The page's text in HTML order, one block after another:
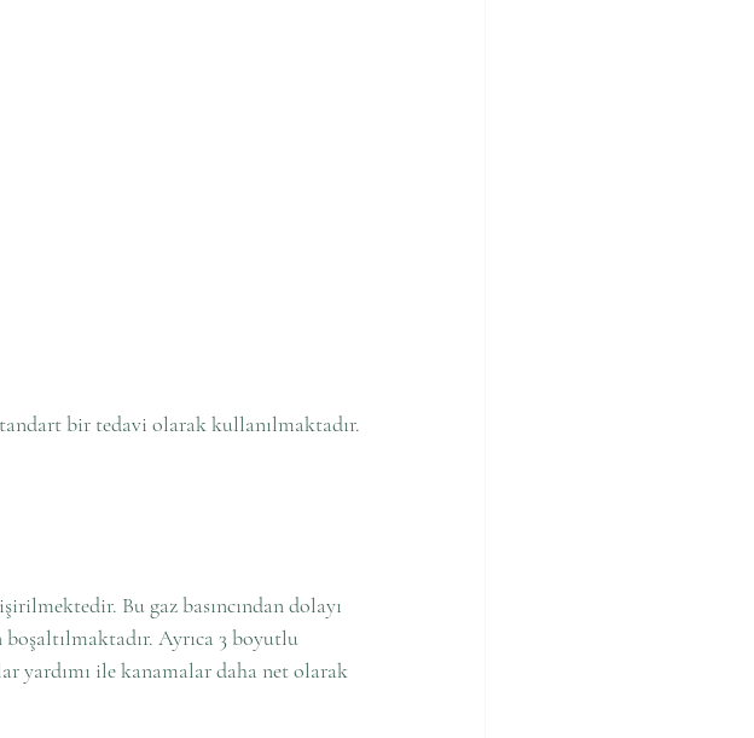
bir tedavi olarak kullanılmaktadır.
Bu gaz basıncından dolayı
Ayrıca 3 boyutlu
yardımı ile kanamalar daha net olarak